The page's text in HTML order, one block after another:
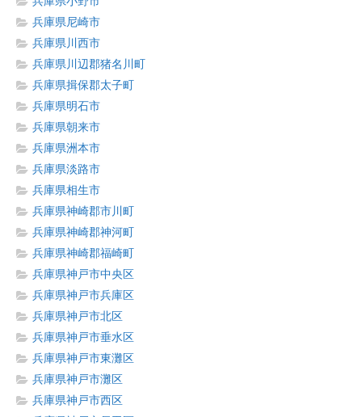
兵庫県尼崎市
兵庫県川西市
兵庫県川辺郡猪名川町
兵庫県揖保郡太子町
兵庫県明石市
兵庫県朝来市
兵庫県洲本市
兵庫県淡路市
兵庫県相生市
兵庫県神崎郡市川町
兵庫県神崎郡神河町
兵庫県神崎郡福崎町
兵庫県神戸市中央区
兵庫県神戸市兵庫区
兵庫県神戸市北区
兵庫県神戸市垂水区
兵庫県神戸市東灘区
兵庫県神戸市灘区
兵庫県神戸市西区